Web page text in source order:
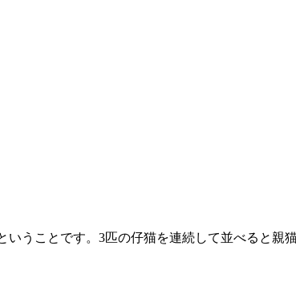
うことです。3匹の仔猫を連続して並べると親